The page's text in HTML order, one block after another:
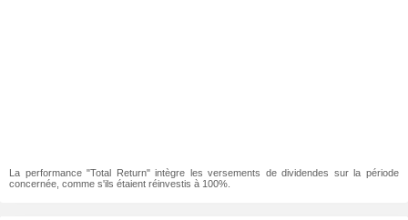
La performance "Total Return" intègre les versements de dividendes sur la période
concernée, comme s'ils étaient réinvestis à 100%.